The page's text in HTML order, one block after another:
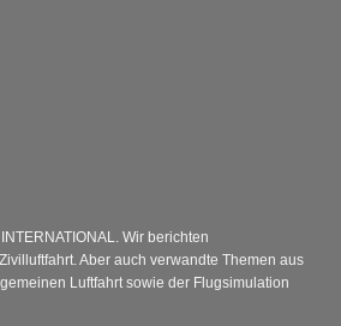
Wir berichten
Aber auch verwandte Themen aus
Luftfahrt sowie der Flugsimulation